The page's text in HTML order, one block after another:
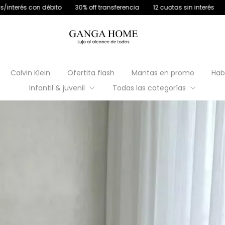
30% off transferencia 12 cuotas sin interés 4 cuotas s/
Calvin Klein Ofertita flash Mantas en promo
Infantil & juvenil
Todas las categorías